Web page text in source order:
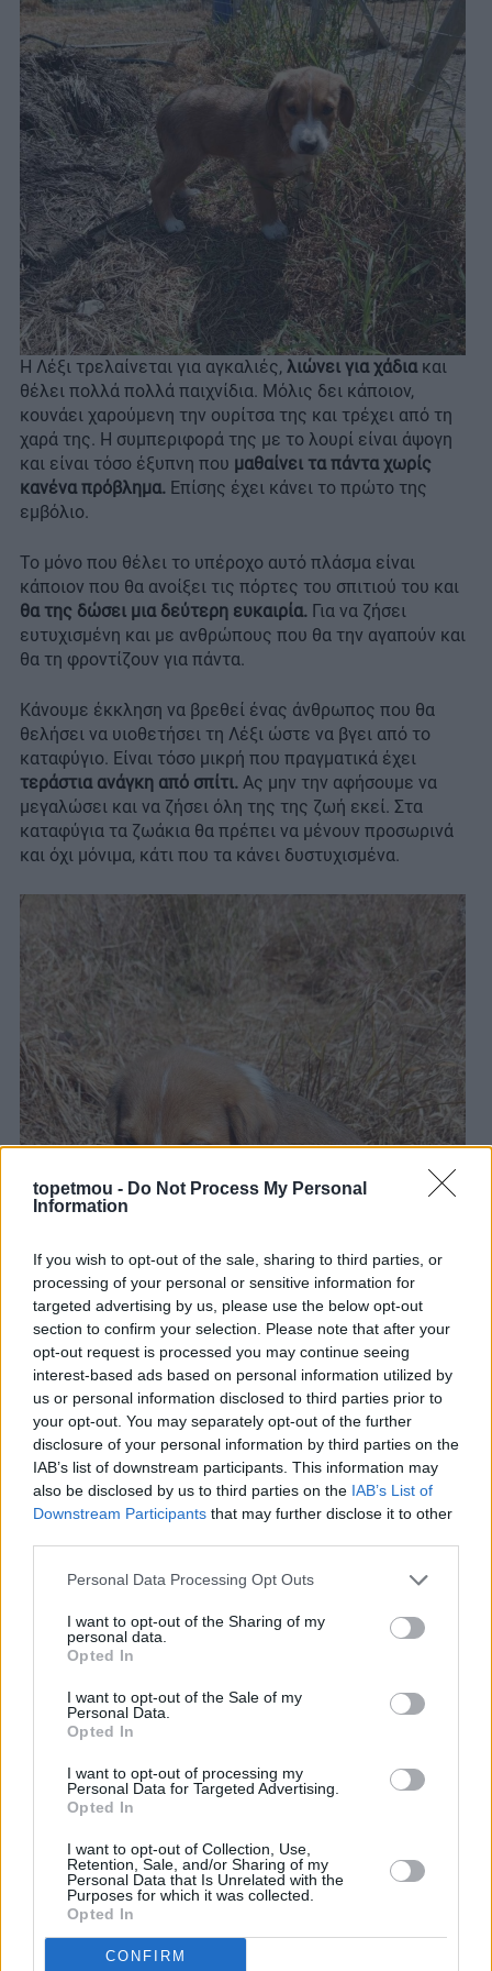
topetmou - Do Not Process My Personal
Information
If you wish to opt-out of the sale, sharing to third parties, or
processing of your personal or sensitive information for
targeted advertising by us, please use the below opt-out
section to confirm your selection. Please note that after your
opt-out request is processed you may continue seeing
interest-based ads based on personal information utilized by
us or personal information disclosed to third parties prior to
your opt-out. You may separately opt-out of the further
disclosure of your personal information by third parties on the
IAB’s list of downstream participants. This information may
also be disclosed by us to third parties on the IAB’s List of
Downstream Participants that may further disclose it to other
Personal Data Processing Opt Outs
I want to opt-out of the Sharing of my
personal data.
Opted In
I want to opt-out of the Sale of my
Personal Data.
Opted In
I want to opt-out of processing my
Personal Data for Targeted Advertising.
Opted In
I want to opt-out of Collection, Use,
Retention, Sale, and/or Sharing of my
Personal Data that Is Unrelated with the
Purposes for which it was collected.
Opted In
CONFIRM
Η Λέξι τρελαίνεται για αγκαλιές, λιώνει για χάδια και
θέλει πολλά πολλά παιχνίδια. Μόλις δει κάποιον,
κουνάει χαρούμενη την ουρίτσα της και τρέχει από τη
χαρά της. Η συμπεριφορά της με το λουρί είναι άψογη
και είναι τόσο έξυπνη που μαθαίνει τα πάντα χωρίς
κανένα πρόβλημα. Επίσης έχει κάνει το πρώτο της
εμβόλιο.
Το μόνο που θέλει το υπέροχο αυτό πλάσμα είναι
κάποιον που θα ανοίξει τις πόρτες του σπιτιού του και
θα της δώσει μια δεύτερη ευκαιρία. Για να ζήσει
ευτυχισμένη και με ανθρώπους που θα την αγαπούν και
θα τη φροντίζουν για πάντα.
Κάνουμε έκκληση να βρεθεί ένας άνθρωπος που θα
θελήσει να υιοθετήσει τη Λέξι ώστε να βγει από το
καταφύγιο. Είναι τόσο μικρή που πραγματικά έχει
τεράστια ανάγκη από σπίτι. Ας μην την αφήσουμε να
μεγαλώσει και να ζήσει όλη της της ζωή εκεί. Στα
καταφύγια τα ζωάκια θα πρέπει να μένουν προσωρινά
και όχι μόνιμα, κάτι που τα κάνει δυστυχισμένα.
Αν λοιπόν κάποιος θέλει να υιοθετήσει τη μικρούλα